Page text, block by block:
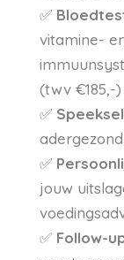
✅
vitamine-
(twv €185,-)
✅
✅
jouw
✅ Follow-